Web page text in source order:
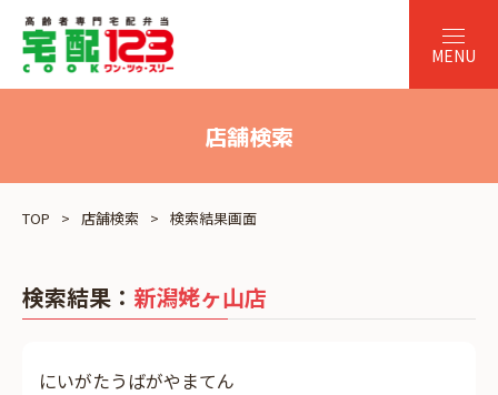
店舗検索
TOP 店舗検索 検索結果画面
検索結果： 新潟姥ヶ山店
にいがたうばがやまてん